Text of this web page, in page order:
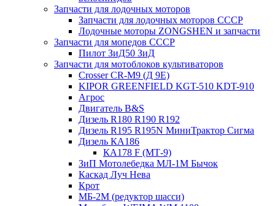
Запчасти для лодочных моторов
Запчасти для лодочных моторов СССР
Лодочные моторы ZONGSHEN и запчасти
Запчасти для мопедов СССР
Пилот ЗиД50 ЗиД
Запчасти для мотоблоков культиваторов
Crosser CR-M9 (Д 9Е)
KIPOR GREENFIELD KGT-510 KDT-910
Агрос
Двигатель B&S
Дизель R180 R190 R192
Дизель R195 R195N МиниТрактор Сигма
Дизель КА186
КА178 F (МТ-9)
ЗиП Мотолебедка МЛ-1М Бычок
Каскад Луч Нева
Крот
МБ-2М (редуктор шасси)